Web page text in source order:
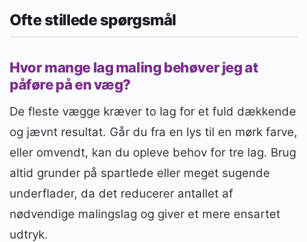
Ofte stillede spørgsmål
Hvor mange lag maling behøver jeg at
påføre på en væg?
De fleste vægge kræver to lag for et fuld dækkende
og jævnt resultat. Går du fra en lys til en mørk farve,
eller omvendt, kan du opleve behov for tre lag. Brug
altid grunder på spartlede eller meget sugende
underflader, da det reducerer antallet af
nødvendige malingslag og giver et mere ensartet
udtryk.